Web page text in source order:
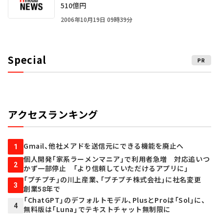
510億円
2006年10月19日 09時39分
Special PR
アクセスランキング
1 Gmail、他社メアドを送信元にできる機能を廃止へ
2
個人開発「家系ラーメンマニア」で利用者急増 対応追いつ
かず一部停止 「より信頼していただけるアプリに」
3
「プチプチ」の川上産業、「プチプチ株式会社」に社名変更
創業58年で
4
「ChatGPT」のデフォルトモデル、PlusとProは「Sol」に、
無料版は「Luna」でテキストチャット無制限に